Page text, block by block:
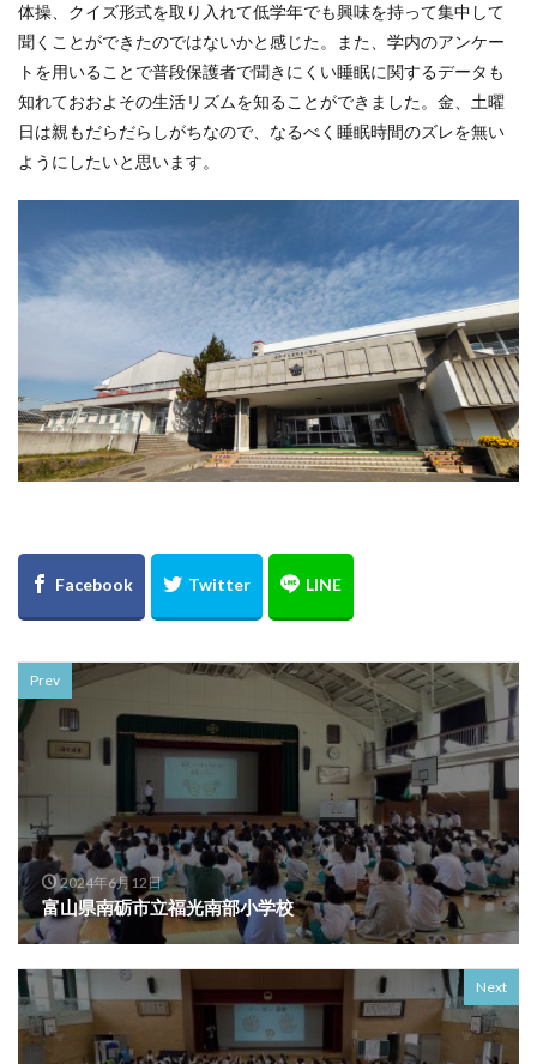
体操、クイズ形式を取り入れて低学年でも興味を持って集中して
聞くことができたのではないかと感じた。また、学内のアンケー
トを用いることで普段保護者で聞きにくい睡眠に関するデータも
知れておおよその生活リズムを知ることができました。金、土曜
日は親もだらだらしがちなので、なるべく睡眠時間のズレを無い
ようにしたいと思います。
Prev
2024年6月12日
富山県南砺市立福光南部小学校
Next